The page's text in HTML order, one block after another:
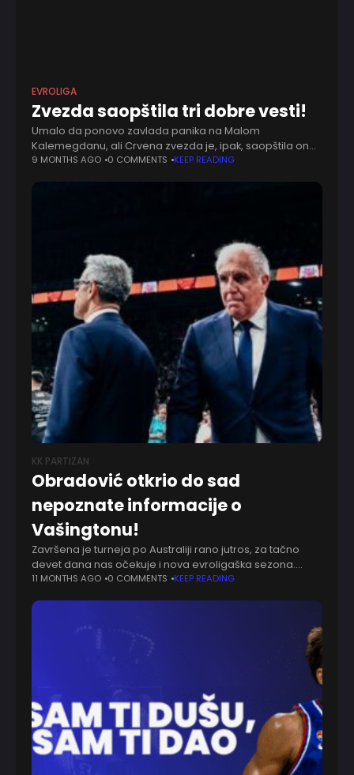
EVROLIGA
Zvezda saopštila tri dobre vesti!
Umalo da ponovo zavlada panika na Malom
Kalemegdanu, ali Crvena zvezda je, ipak, saopštila ono
što svi želimo da pročitamo. U jednom saopštenju,
9 MONTHS AGO 0 COMMENTS KEEP READING
KK PARTIZAN
Obradović otkrio do sad
nepoznate informacije o
Vašingtonu!
Završena je turneja po Australiji rano jutros, za tačno
devet dana nas očekuje i nova evroligaška sezona.
Željko Obradović je u intervjuu za PartPlus rekao da je
11 MONTHS AGO 0 COMMENTS KEEP READING